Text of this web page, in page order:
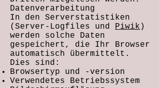
Datenverarbeitung
In den Serverstatistiken
(Server-Logfiles und Piwik )
werden solche Daten
gespeichert, die Ihr Browser
automatisch übermittelt.
Dies sind:
Browsertyp und -version
Verwendetes Betriebssystem